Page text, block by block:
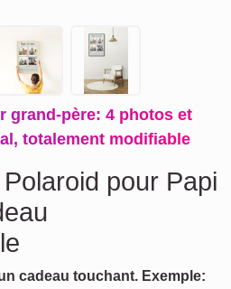
grand-père: 4 photos et
totalement modifiable
pour Papi
cadeau touchant. Exemple: